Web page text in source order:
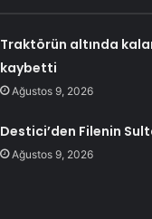
Traktörün altında
kaybetti
Ağustos 9, 2026
Destici’den Filenin
Ağustos 9, 2026